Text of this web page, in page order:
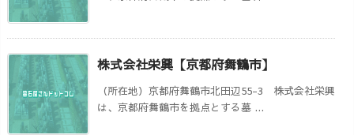
株式会社栄興【京都府舞鶴市】
（所在地）京都府舞鶴市北田辺55-3 株式会社栄興
は、京都府舞鶴市を拠点とする墓 ...